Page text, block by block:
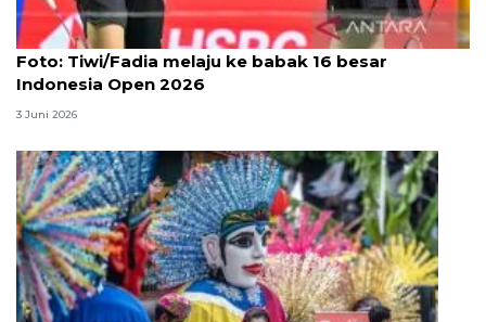
Foto
Foto: Tiwi/Fadia melaju ke babak 16 besar
Indonesia Open 2026
3 Juni 2026